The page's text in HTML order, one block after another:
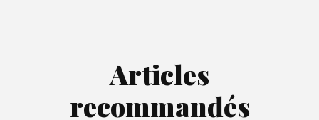
Articles
recommandés